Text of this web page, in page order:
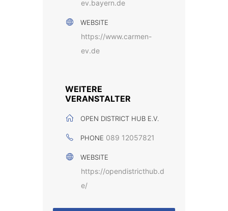
ev.bayern.de
WEBSITE
https://www.carmen-
ev.de
WEITERE
VERANSTALTER
OPEN DISTRICT HUB E.V.
PHONE 089 12057821
WEBSITE
https://opendistricthub.d
e/